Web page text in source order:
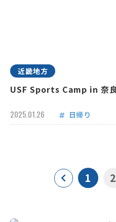
近畿地方
USF Sports Camp in 奈
2025.01.26 日帰り
1 2